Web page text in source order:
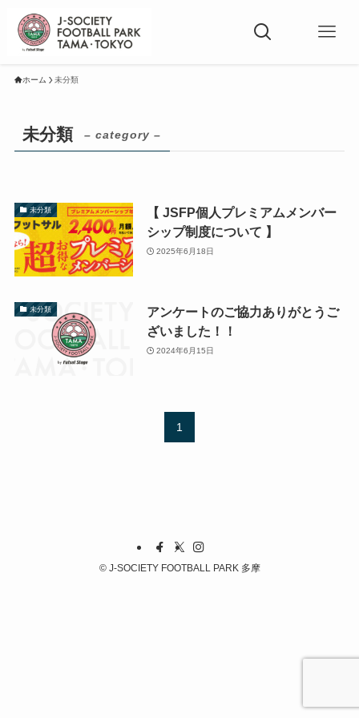
ホーム 未分類
未分類 – category –
未分類
【 JSFP個人プレミアムメンバー
シップ制度について 】
2025年6月18日
未分類
アンケートのご協力ありがとうご
ざいました！！
2024年6月15日
1
©J-SOCIETY FOOTBALL PARK 多摩